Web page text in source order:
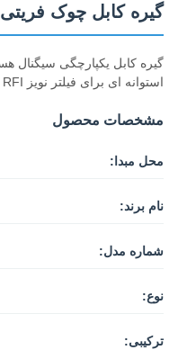
گیره کابل چوک فریتی V18011A
استوانه ای برای فیلتر نویز EMI RFI و محافظت از سیگنال صنعتی
مشخصات محصول
محل مبدا:
نام برند:
شماره مدل:
نوع:
ترکیبی: